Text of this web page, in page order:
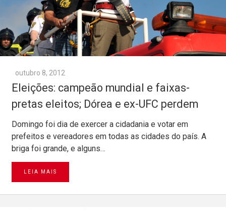
outubro 8, 2012
Eleições: campeão mundial e faixas-
pretas eleitos; Dórea e ex-UFC perdem
Domingo foi dia de exercer a cidadania e votar em
prefeitos e vereadores em todas as cidades do país. A
briga foi grande, e alguns…
LEIA MAIS